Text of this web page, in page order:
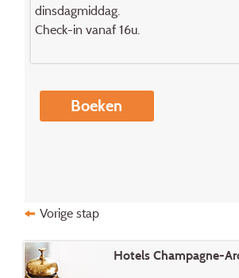
dinsdagmiddag.
Check-in vanaf 16u.
Boeken
Vorige stap
Hotels Champagne-